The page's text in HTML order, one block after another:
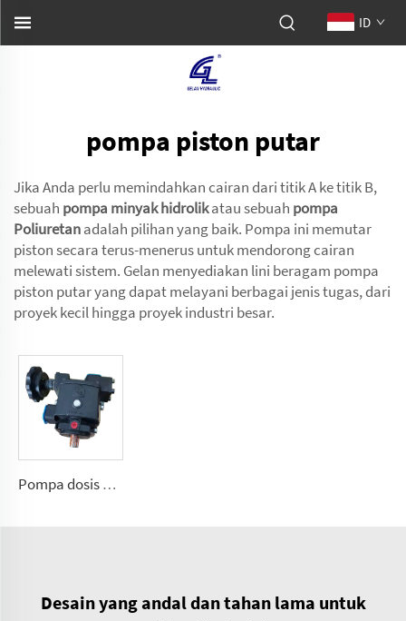
ID
pompa piston putar
Jika Anda perlu memindahkan cairan dari titik A ke titik B,
sebuah pompa minyak hidrolikatau sebuah pompa
Poliuretanadalah pilihan yang baik. Pompa ini memutar
piston secara terus-menerus untuk mendorong cairan
melewati sistem. Gelan menyediakan lini beragam pompa
piston putar yang dapat melayani berbagai jenis tugas, dari
proyek kecil hingga proyek industri besar.
Pompa dosis polyurethane putar untuk mesin busa C01, C04, C07, C20
Desain yang andal dan tahan lama untuk